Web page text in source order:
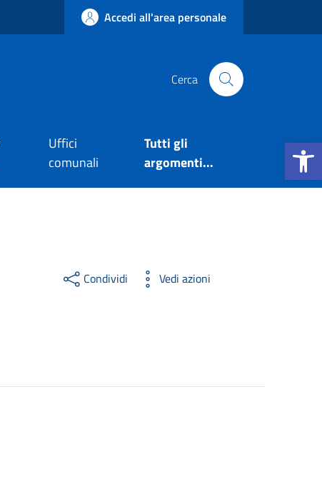
Apri la
Accedi all'area personale
Cerca
Uffici
comunali
Tutti gli
argomenti...
Condividi Vedi azioni